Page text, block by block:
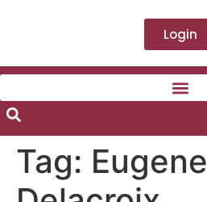
Login
Tag: Eugene